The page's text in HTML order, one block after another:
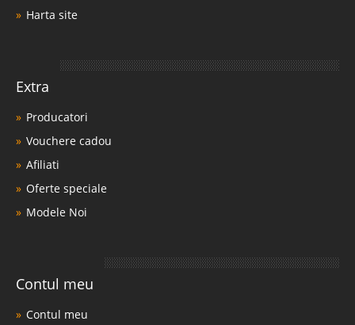
Harta site
Extra
Producatori
Vouchere cadou
Afiliati
Oferte speciale
Modele Noi
Contul meu
Contul meu